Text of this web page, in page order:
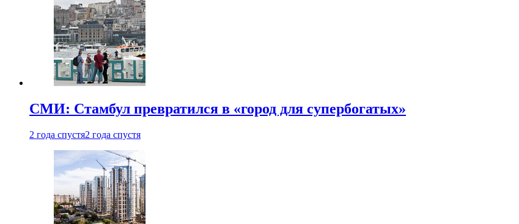
СМИ: Стамбул превратился в «город для супербогатых»
2 года спустя2 года спустя